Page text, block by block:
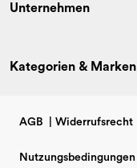
Unternehmen
Kategorien & Marken
AGB Widerrufsrecht
Nutzungsbedingungen